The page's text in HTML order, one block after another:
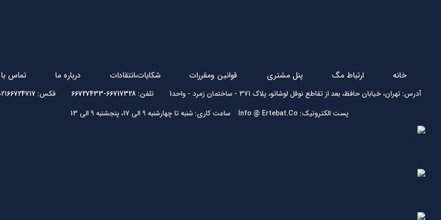
خانه ارتباط مگ پنل مشتری قوانین ومقررات شکایات،انتقادات درباره ما تماس
آدرس: تهران، خیابان حافظ، بعد از تقاطع نوفل لوشاتو، پلاک 371 - ساختمان زمرد - واحد1 تلفن: 66717328-66727433 فکس: 02166724717
پست الکترونیک: Info @ Ertebat.Co ساعت کاری: شنبه تا چهارشنبه 9 الی 17، پنجشنبه 9 الی 13